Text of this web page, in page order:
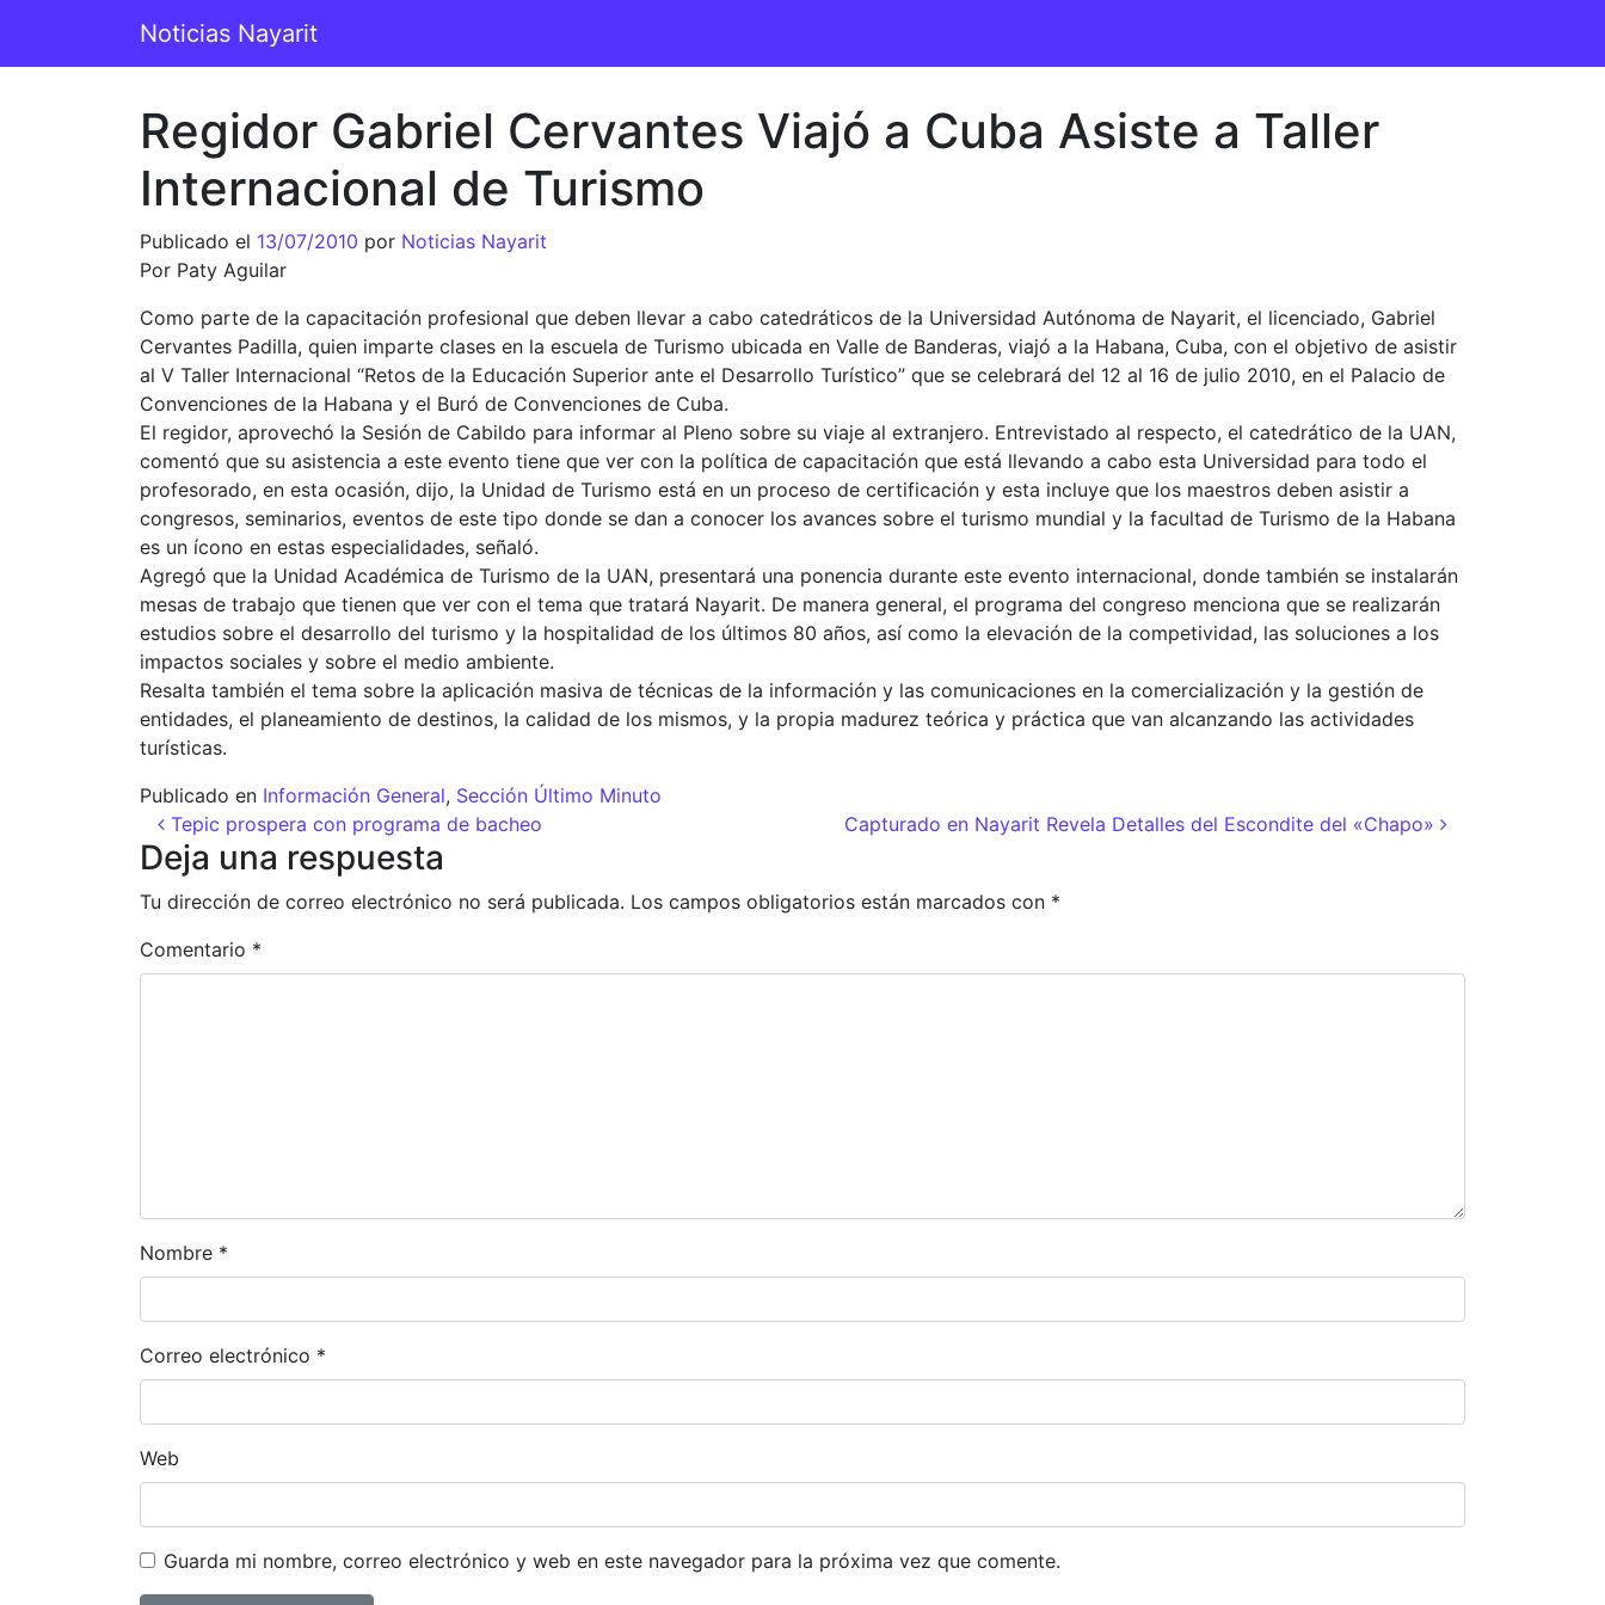
Navegación principal
Noticias Nayarit
Regidor Gabriel Cervantes Viajó a Cuba Asiste a Taller
Internacional de Turismo
Publicado el 13/07/2010 por Noticias Nayarit
Por Paty Aguilar
Como parte de la capacitación profesional que deben llevar a cabo catedráticos de la Universidad Autónoma de Nayarit, el licenciado, Gabriel
Cervantes Padilla, quien imparte clases en la escuela de Turismo ubicada en Valle de Banderas, viajó a la Habana, Cuba, con el objetivo de asistir
al V Taller Internacional “Retos de la Educación Superior ante el Desarrollo Turístico” que se celebrará del 12 al 16 de julio 2010, en el Palacio de
Convenciones de la Habana y el Buró de Convenciones de Cuba.
El regidor, aprovechó la Sesión de Cabildo para informar al Pleno sobre su viaje al extranjero. Entrevistado al respecto, el catedrático de la UAN,
comentó que su asistencia a este evento tiene que ver con la política de capacitación que está llevando a cabo esta Universidad para todo el
profesorado, en esta ocasión, dijo, la Unidad de Turismo está en un proceso de certificación y esta incluye que los maestros deben asistir a
congresos, seminarios, eventos de este tipo donde se dan a conocer los avances sobre el turismo mundial y la facultad de Turismo de la Habana
es un ícono en estas especialidades, señaló.
Agregó que la Unidad Académica de Turismo de la UAN, presentará una ponencia durante este evento internacional, donde también se instalarán
mesas de trabajo que tienen que ver con el tema que tratará Nayarit. De manera general, el programa del congreso menciona que se realizarán
estudios sobre el desarrollo del turismo y la hospitalidad de los últimos 80 años, así como la elevación de la competividad, las soluciones a los
impactos sociales y sobre el medio ambiente.
Resalta también el tema sobre la aplicación masiva de técnicas de la información y las comunicaciones en la comercialización y la gestión de
entidades, el planeamiento de destinos, la calidad de los mismos, y la propia madurez teórica y práctica que van alcanzando las actividades
turísticas.
Publicado en Información General, Sección Último Minuto
Navegación de entradas
Tepic prospera con programa de bacheo Capturado en Nayarit Revela Detalles del Escondite del «Chapo»
Deja una respuesta
Tu dirección de correo electrónico no será publicada. Los campos obligatorios están marcados con *
Comentario *
Nombre *
Correo electrónico *
Web
Guarda mi nombre, correo electrónico y web en este navegador para la próxima vez que comente.